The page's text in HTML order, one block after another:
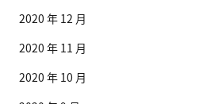
2020 年 12 月
2020 年 11 月
2020 年 10 月